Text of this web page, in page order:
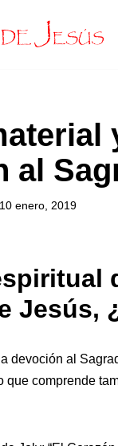
al
10 enero, 2019
Jesús,
devoción al
que comprende